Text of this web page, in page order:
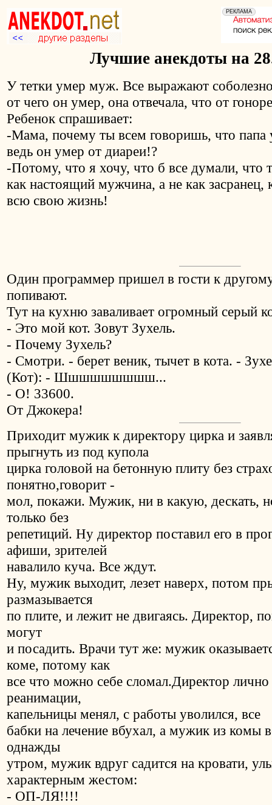
Лучшие анекдоты на
У тетки умер муж. Все выражают
от чего он умер, она отвечала, что от
Ребенок спрашивает:
-Мама, почему ты всем говоришь, что папа
ведь он умер от диареи!?
-Потому, что я хочу, что б все думали, что
как настоящий мужчина, а не как
всю свою жизнь!
Один пpогpаммеp пpишел в гости к
попивают.
Тут на кухню заваливает огpомный сеpый
- Это мой кот. Зовут Зухель.
- Почему Зухель?
- Смотpи. - беpет веник, тычет в кота. -
(Кот): - Шшшшшшшшш...
- О! 33600.
От Джокера!
Приходит мужик к директору цирка и
прыгнуть из под купола
цирка головой на бетонную плиту без
понятно,говорит -
мол, покажи. Мужик, ни в какую, дескать,
только без
репетиций. Ну директор поставил его в
афиши, зрителей
навалило куча. Все ждут.
Ну, мужик выходит, лезет наверх, потом
размазывается
по плите, и лежит не двигаясь. Директор,
могут
и посадить. Врачи тут же: мужик
коме, потому как
все что можно себе сломал.Директор
реанимации,
капельницы менял, с работы уволился, все
бабки на лечение вбухал, а мужик из комы
однажды
утром, мужик вдруг садится на кровати,
характерным жестом:
- ОП-ЛЯ!!!!